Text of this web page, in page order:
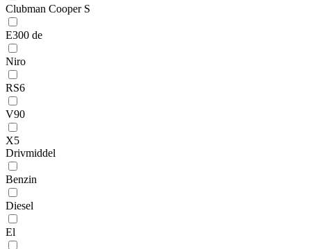
Clubman Cooper S
E300 de
Niro
RS6
V90
X5
Drivmiddel
Benzin
Diesel
El